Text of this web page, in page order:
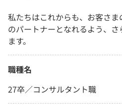
私たちはこれからも、お客さ
のパートナーとなれるよう、
ます。
職種名
27卒／コンサルタント職